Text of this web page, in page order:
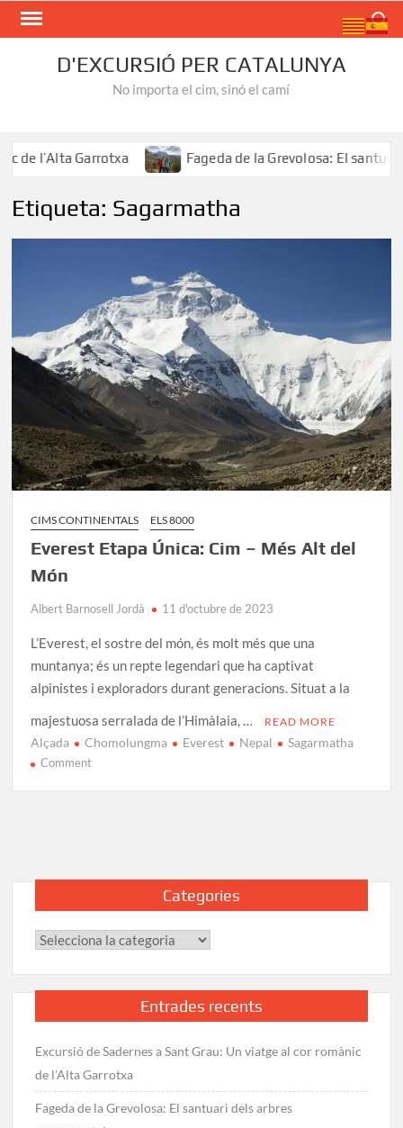
Skip
D'EXCURSIÓ PER CATALUNYA
No importa el cim, sinó el camí
l’Alta Garrotxa Fageda de la Grevolosa: El santuari
Etiqueta: Sagarmatha
CIMS CONTINENTALS ELS 8000
Everest Etapa Única: Cim – Més Alt del
Món
Albert Barnosell Jordà 11 d'octubre de 2023
L’Everest, el sostre del món, és molt més que una
muntanya; és un repte legendari que ha captivat
alpinistes i exploradors durant generacions. Situat a la
majestuosa serralada de l’Himàlaia, …
READ MORE
Alçada Chomolungma Everest Nepal Sagarmatha
Commenton
Més
Món
Categories
Categories
Entrades recents
Excursió de Sadernes a Sant Grau: Un viatge al cor romànic
de l’Alta Garrotxa
Fageda de la Grevolosa: El santuari dels arbres